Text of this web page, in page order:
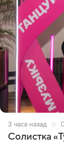
3 часа назад
Солистка